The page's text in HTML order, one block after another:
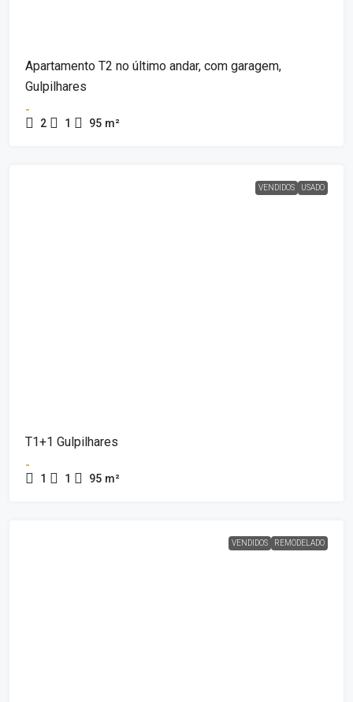
Apartamento T2 no último andar, com garagem,
Gulpilhares
-
2 1 95 m²
VENDIDOS USADO
T1+1 Gulpilhares
-
1 1 95 m²
VENDIDOS REMODELADO